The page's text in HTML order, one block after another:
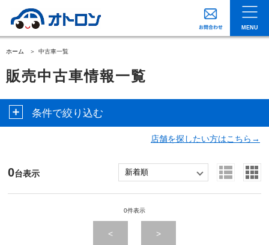
MENU
ホーム 中古車一覧
販売中古車情報一覧
条件で絞り込む
店舗を探したい方はこちら→
0台表示
0件表示
< >